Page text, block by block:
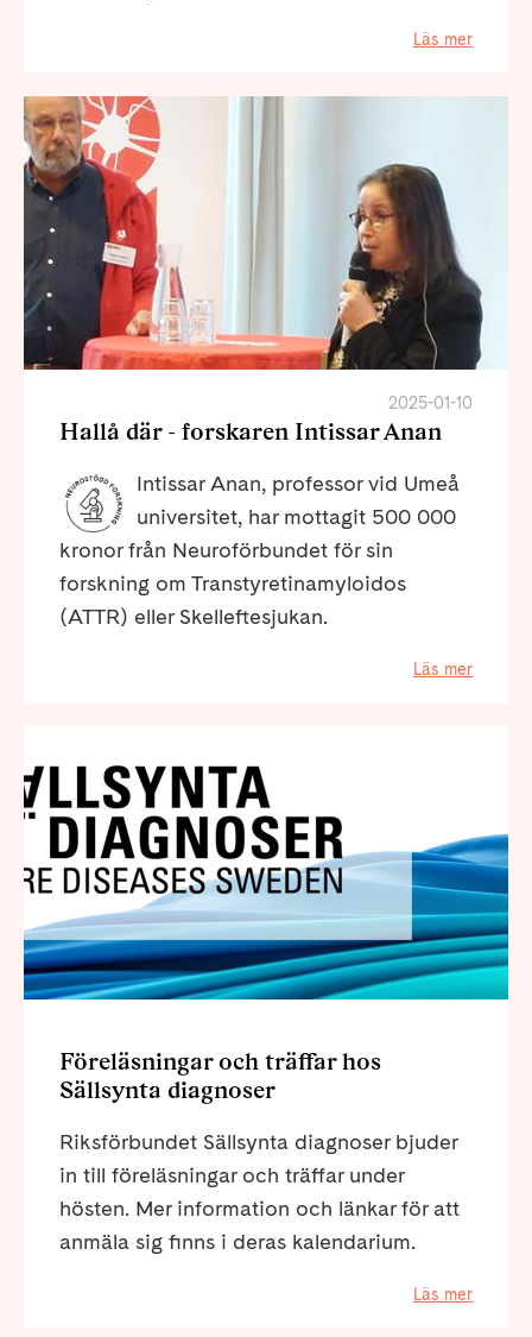
Läs mer
2025-01-10
Hallå där - forskaren Intissar Anan
Intissar Anan, professor vid Umeå
universitet, har mottagit 500 000
kronor från Neuroförbundet för sin
forskning om Transtyretinamyloidos
(ATTR) eller Skelleftesjukan.
Läs mer
Föreläsningar och träffar hos
Sällsynta diagnoser
Riksförbundet Sällsynta diagnoser bjuder
in till föreläsningar och träffar under
hösten. Mer information och länkar för att
anmäla sig finns i deras kalendarium.
Läs mer